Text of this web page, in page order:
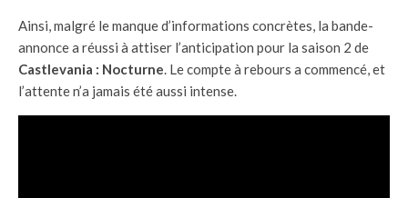
Ainsi, malgré le manque d’informations concrètes, la bande-
annonce a réussi à attiser l’anticipation pour la saison 2 de
Castlevania : Nocturne. Le compte à rebours a commencé, et
l’attente n’a jamais été aussi intense.